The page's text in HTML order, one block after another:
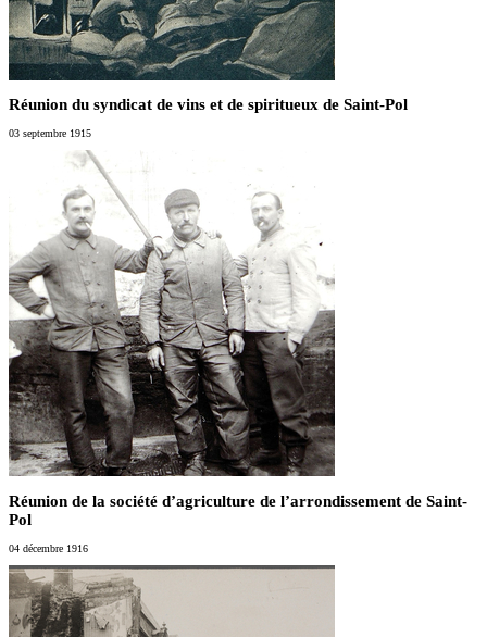
Réunion du syndicat de vins et de spiritueux de Saint-Pol
03 septembre 1915
Réunion de la société d’agriculture de l’arrondissement de Saint-
Pol
04 décembre 1916